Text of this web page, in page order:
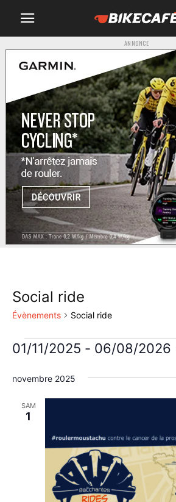
ANNONCE
Social ride
Évènements Social ride
Évènements
01/11/2025 - 06/08/2026
une
novembre 2025
SAM
1